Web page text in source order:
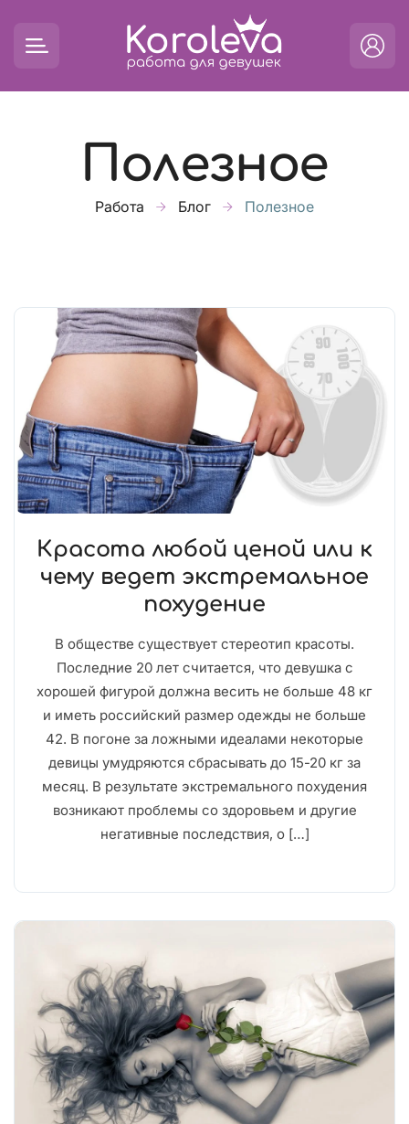
Полезное
Работа Блог Полезное
Красота любой ценой или к
чему ведет экстремальное
похудение
В обществе существует стереотип красоты.
Последние 20 лет считается, что девушка с
хорошей фигурой должна весить не больше 48 кг
и иметь российский размер одежды не больше
42. В погоне за ложными идеалами некоторые
девицы умудряются сбрасывать до 15-20 кг за
месяц. В результате экстремального похудения
возникают проблемы со здоровьем и другие
негативные последствия, о […]